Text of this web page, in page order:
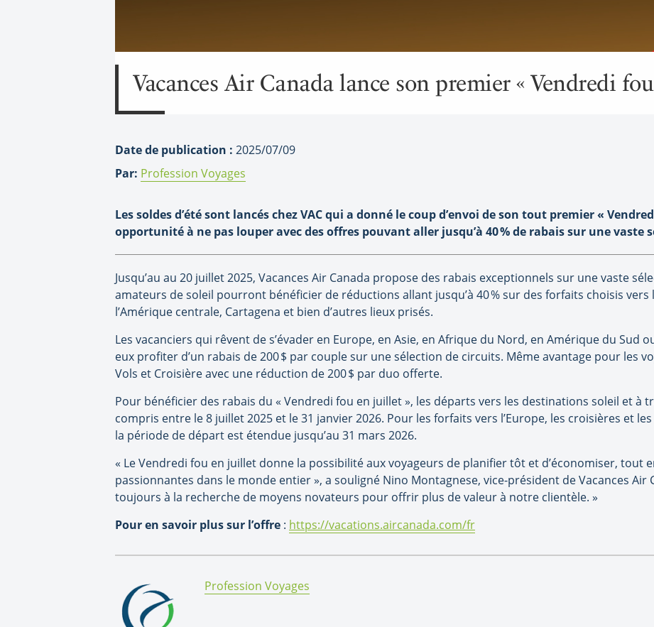
Vacances Air Canada lance son premier « Vendredi
Date de publication : 2025/07/09
Par: Profession Voyages
Les soldes d’été sont lancés chez VAC qui a donné le coup d’envoi de son tout premier «
opportunité à ne pas louper avec des offres pouvant aller jusqu’à 40 % de rabais sur une vaste
Jusqu’au au 20 juillet 2025, Vacances Air Canada propose des rabais exceptionnels sur une vaste
amateurs de soleil pourront bénéficier de réductions allant jusqu’à 40 % sur des forfaits choisis vers
l’Amérique centrale, Cartagena et bien d’autres lieux prisés.
Les vacanciers qui rêvent de s’évader en Europe, en Asie, en Afrique du Nord, en Amérique du Sud
eux profiter d’un rabais de 200$ par couple sur une sélection de circuits. Même avantage pour les
Vols et Croisière avec une réduction de 200$ par duo offerte.
Pour bénéficier des rabais du « Vendredi fou en juillet », les départs vers les destinations soleil et à
compris entre le 8 juillet 2025 et le 31 janvier 2026. Pour les forfaits vers l’Europe, les croisières et
la période de départ est étendue jusqu’au 31 mars 2026.
« LeVendredi fou en juillet donne la possibilité aux voyageurs de planifier tôt et d’économiser, tout
passionnantes dans le monde entier», a souligné Nino Montagnese, vice-président de Vacances Air
toujours à la recherche de moyens novateurs pour offrir plus de valeurà notre clientèle. »
Pour en savoir plus sur l’offre : https://vacations.aircanada.com/fr
By:
Profession Voyages